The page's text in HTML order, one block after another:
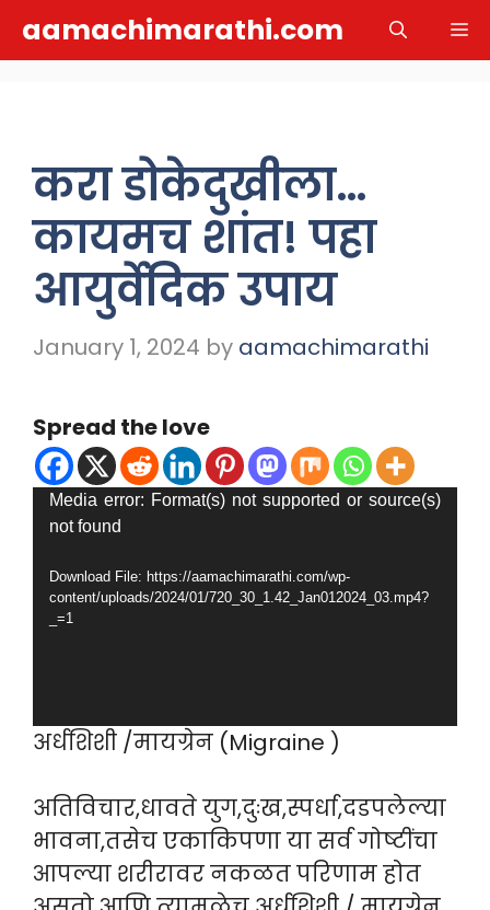
aamachimarathi.com
करा डोकेदुखीला…
कायमच शांत! पहा
आयुर्वेदिक उपाय
January 1, 2024 by aamachimarathi
Spread the love
Video
Player
Media error: Format(s) not supported or source(s)
not found
Download File: https://aamachimarathi.com/wp-
content/uploads/2024/01/720_30_1.42_Jan012024_03.mp4?
_=1
अर्धशिशी /मायग्रेन (Migraine )
अतिविचार,धावते युग,दुःख,स्पर्धा,दडपलेल्या
भावना,तसेच एकाकिपणा या सर्व गोष्टींचा
आपल्या शरीरावर नकळत परिणाम होत